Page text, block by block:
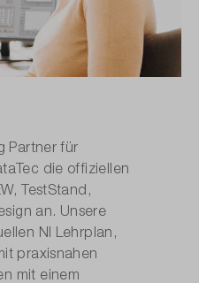
Partner für
die offiziellen
TestStand,
an. Unsere
NI Lehrplan,
praxisnahen
mit einem